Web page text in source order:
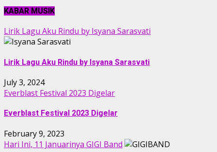
KABAR MUSIK
Lirik Lagu Aku Rindu by Isyana Sarasvati
Lirik Lagu Aku Rindu by Isyana Sarasvati
July 3, 2024
Everblast Festival 2023 Digelar
Everblast Festival 2023 Digelar
February 9, 2023
Hari Ini, 11 Januarinya GIGI Band